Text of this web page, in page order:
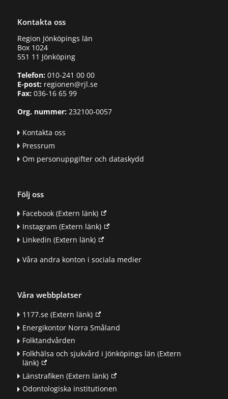
Kontakta oss
Region Jönköpings län
Box 1024
551 11 Jönköping
Telefon:010-241 00 00
E-post:regionen@rjl.se
Fax: 036-16 65 99
Org. nummer:232100-0057
Kontakta oss
Pressrum
Om personuppgifter och dataskydd
Följ oss
Facebook(Extern länk)
Instagram (Extern länk)
Linkedin (Extern länk)
Våra andra konton i sociala medier
Våra webbplatser
1177.se(Extern länk)
Energikontor Norra Småland
Folktandvården
Folkhälsa och sjukvård i Jönköpings län (Extern
länk)
Länstrafiken (Extern länk)
Odontologiska institutionen